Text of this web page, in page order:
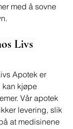
med å sovne
Livs
Apotek er
kan kjøpe
Vår apotek
levering, slik
at medisinene